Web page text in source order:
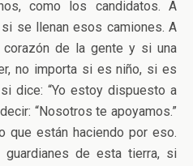
como los candidatos. A
se llenan esos camiones. A
de la gente y si una
no importa si es niño, si es
dice: “Yo estoy dispuesto a
“Nosotros te apoyamos.”
que están haciendo por eso.
de esta tierra, si